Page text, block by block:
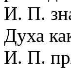
И. П.
Духа
И. П.